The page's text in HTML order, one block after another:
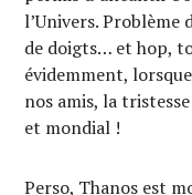
l’Univers.
de doigts… et hop,
évidemment,
nos amis, la
et mondial !
Perso, Thanos est